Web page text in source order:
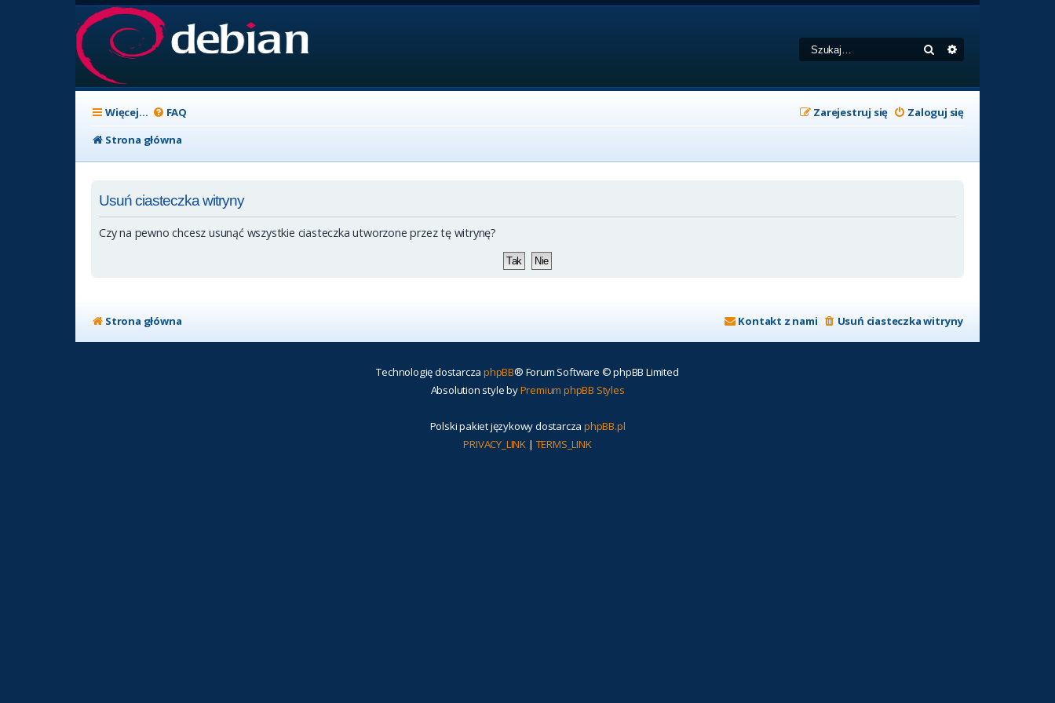
Szukaj
Więcej… FAQ Zaloguj się
Zarejestruj się
Strona główna
Usuń ciasteczka witryny
Czy na pewno chcesz usunąć wszystkie ciasteczka utworzone przez tę witrynę?
Strona główna Usuń ciasteczka witryny
Kontakt z nami
Technologię dostarcza phpBB® Forum Software © phpBB Limited
Absolution style byPremium phpBB Styles
Polski pakiet językowy dostarcza phpBB.pl
PRIVACY_LINK | TERMS_LINK